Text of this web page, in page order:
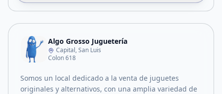
Algo Grosso Juguetería
Capital, San Luis
Colon 618
Somos un local dedicado a la venta de juguetes
originales y alternativos, con una amplia variedad de